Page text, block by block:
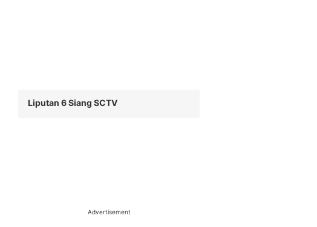
Liputan 6 Siang SCTV
Advertisement